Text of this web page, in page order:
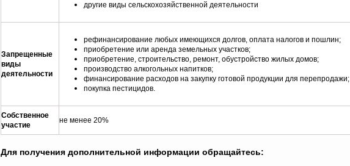
другие виды сельскохозяйственной деятельности
Запрещенные
виды
деятельности
рефинансирование любых имеющихся долгов, оплата налогов и пошлин;
приобретение или аренда земельных участков;
приобретение, строительство, ремонт, обустройство жилых домов;
производство алкогольных напитков;
финансирование расходов на закупку готовой продукции для перепродажи;
покупка пестицидов.
Собственное
участие
не менее 20%
Для получения дополнительной информации обращайтесь: